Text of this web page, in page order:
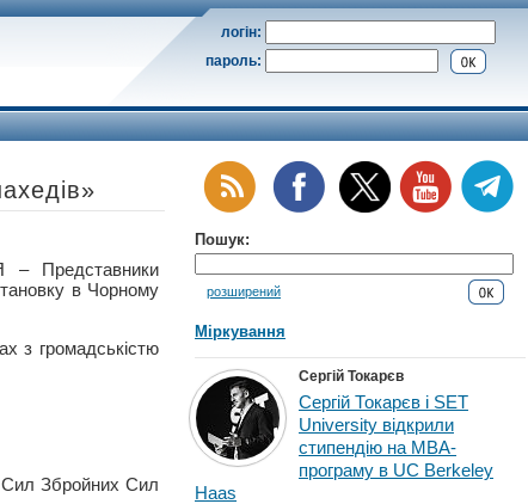
логін:
пароль:
Представники
в Чорному
з громадськістю
Сил Збройних Сил
Пошук:
розширений
Міркування
Сергій Токарєв
Сергій Токарєв і SET
University відкрили
стипендію на MBA-
програму в UC Berkeley
Haas